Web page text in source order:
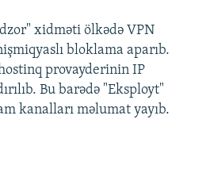
xidməti ölkədə VPN
bloklama aparıb.
provayderinin IP
Bu barədə "Eksployt"
kanalları məlumat yayıb.